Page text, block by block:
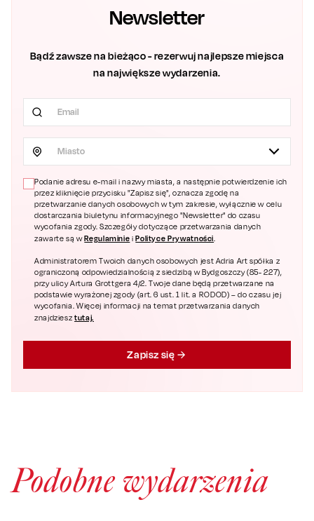
Newsletter
Bądź zawsze na bieżąco - rezerwuj najlepsze miejsca
na największe wydarzenia.
Miasto
Podanie adresu e-mail i nazwy miasta, a następnie potwierdzenie ich
przez kliknięcie przycisku "Zapisz się", oznacza zgodę na
przetwarzanie danych osobowych w tym zakresie, wyłącznie w celu
dostarczania biuletynu informacyjnego "Newsletter" do czasu
wycofania zgody. Szczegóły dotyczące przetwarzania danych
zawarte są wRegulaminie iPolityce Prywatności.
Administratorem Twoich danych osobowych jest Adria Art spółka z
ograniczoną odpowiedzialnością z siedzibą w Bydgoszczy (85- 227),
przy ulicy Artura Grottgera 4/2. Twoje dane będą przetwarzane na
podstawie wyrażonej zgody (art. 6 ust. 1 lit. a RODOD) – do czasu jej
wycofania. Więcej informacji na temat przetwarzania danych
znajdziesztutaj.
Zapisz się
Podobne wydarzenia